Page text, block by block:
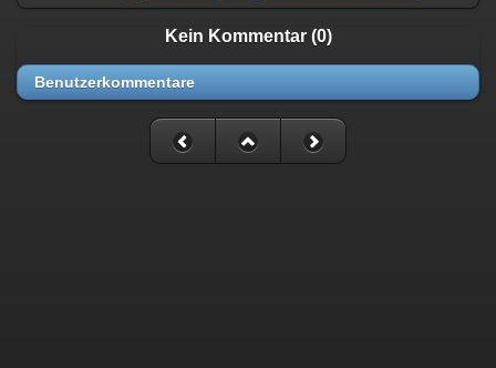
Kein Kommentar (0)
Benutzerkommentare